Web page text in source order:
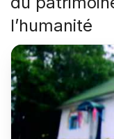
l’humanité